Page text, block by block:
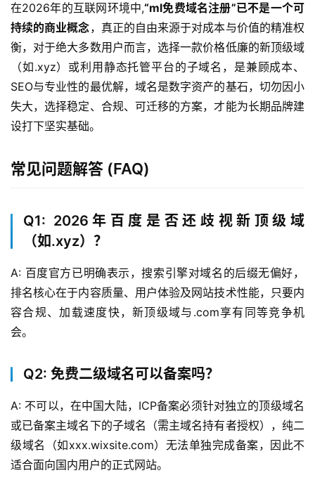
在2026年的互联网环境中,“ml免费域名注册”已不是一个可
持续的商业概念，真正的自由来源于对成本与价值的精准权
衡，对于绝大多数用户而言，选择一款价格低廉的新顶级域
（如.xyz）或利用静态托管平台的子域名，是兼顾成本、
SEO与专业性的最优解，域名是数字资产的基石，切勿因小
失大，选择稳定、合规、可迁移的方案，才能为长期品牌建
设打下坚实基础。
常见问题解答 (FAQ)
Q1: 2026年百度是否还歧视新顶级域
（如.xyz）？
A: 百度官方已明确表示，搜索引擎对域名的后缀无偏好，
排名核心在于内容质量、用户体验及网站技术性能，只要内
容合规、加载速度快，新顶级域与.com享有同等竞争机
会。
Q2: 免费二级域名可以备案吗？
A: 不可以，在中国大陆，ICP备案必须针对独立的顶级域名
或已备案主域名下的子域名（需主域名持有者授权），纯二
级域名（如xxx.wixsite.com）无法单独完成备案，因此不
适合面向国内用户的正式网站。